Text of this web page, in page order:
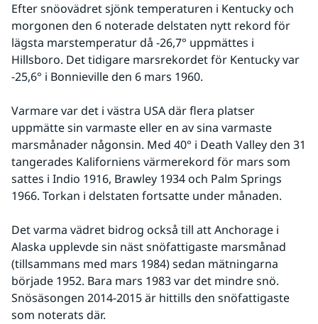
Efter snöovädret sjönk temperaturen i Kentucky och
morgonen den 6 noterade delstaten nytt rekord för
lägsta marstemperatur då -26,7° uppmättes i
Hillsboro. Det tidigare marsrekordet för Kentucky var
-25,6° i Bonnieville den 6 mars 1960.
Varmare var det i västra USA där flera platser
uppmätte sin varmaste eller en av sina varmaste
marsmånader någonsin. Med 40° i Death Valley den 31
tangerades Kaliforniens värmerekord för mars som
sattes i Indio 1916, Brawley 1934 och Palm Springs
1966. Torkan i delstaten fortsatte under månaden.
Det varma vädret bidrog också till att Anchorage i
Alaska upplevde sin näst snöfattigaste marsmånad
(tillsammans med mars 1984) sedan mätningarna
började 1952. Bara mars 1983 var det mindre snö.
Snösäsongen 2014-2015 är hittills den snöfattigaste
som noterats där.